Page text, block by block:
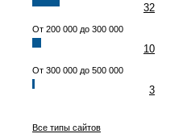
32
От 200 000 до 300 000
10
От 300 000 до 500 000
3
Все типы сайтов